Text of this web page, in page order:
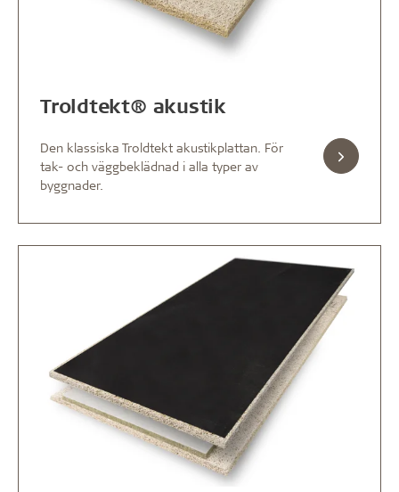
Troldtekt® akustik
Den klassiska Troldtekt akustikplattan. För
tak- och väggbeklädnad i alla typer av
byggnader.